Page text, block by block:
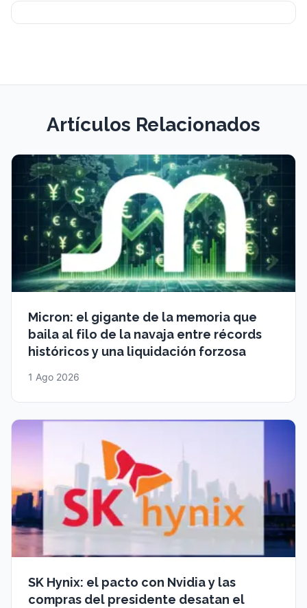
Artículos Relacionados
Micron: el gigante de la memoria que
baila al filo de la navaja entre récords
históricos y una liquidación forzosa
1 Ago 2026
SK Hynix: el pacto con Nvidia y las
compras del presidente desatan el